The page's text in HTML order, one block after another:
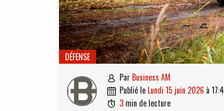
DÉFENSE
 par Business AM
 publié le lundi 15 juin 2026 à
 3 min de lecture